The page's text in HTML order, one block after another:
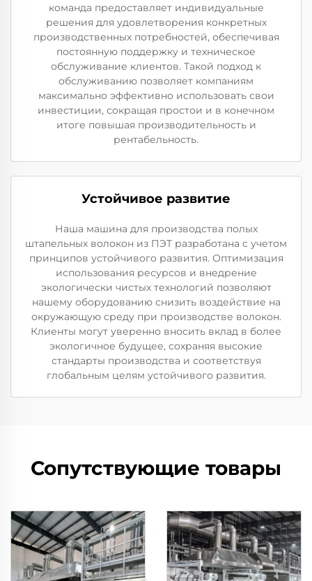
команда предоставляет индивидуальные
решения для удовлетворения конкретных
производственных потребностей, обеспечивая
постоянную поддержку и техническое
обслуживание клиентов. Такой подход к
обслуживанию позволяет компаниям
максимально эффективно использовать свои
инвестиции, сокращая простои и в конечном
итоге повышая производительность и
рентабельность.
Устойчивое развитие
Наша машина для производства полых
штапельных волокон из ПЭТ разработана с учетом
принципов устойчивого развития. Оптимизация
использования ресурсов и внедрение
экологически чистых технологий позволяют
нашему оборудованию снизить воздействие на
окружающую среду при производстве волокон.
Клиенты могут уверенно вносить вклад в более
экологичное будущее, сохраняя высокие
стандарты производства и соответствуя
глобальным целям устойчивого развития.
Сопутствующие товары